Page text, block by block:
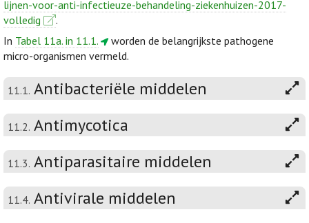
lijnen-voor-anti-infectieuze-behandeling-ziekenhuizen-2017-
volledig
.
In Tabel 11a. in 11.1.
worden de belangrijkste pathogene
micro-organismen vermeld.
11.1. Antibacteriële middelen
11.2. Antimycotica
11.3. Antiparasitaire middelen
11.4. Antivirale middelen